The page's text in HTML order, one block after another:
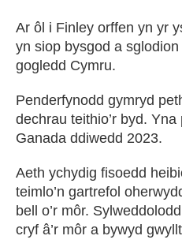
Trefnu apwyntiad
Ar ôl i Finley orffen yn yr
yn siop bysgod a
gogledd Cymru.
Penderfynodd gymryd
dechrau teithio’r byd.
Ganada ddiwedd 2023.
Aeth ychydig fisoedd
teimlo’n gartrefol
bell o’r môr.
cryf â’r môr a bywyd